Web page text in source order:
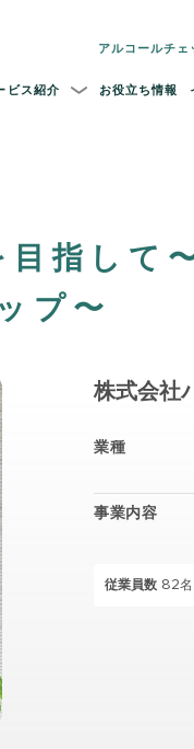
アルコールチェ
ビス紹介 お役立ち情報
指して
プ〜
株式会社
業種
事業内容
従業員数 82名